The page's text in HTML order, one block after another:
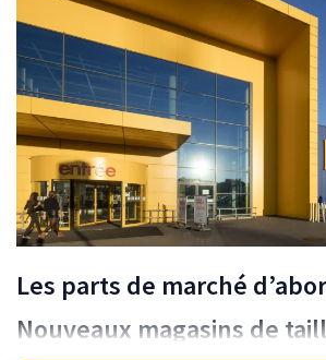
Les parts de marché
Nouveaux magasins de